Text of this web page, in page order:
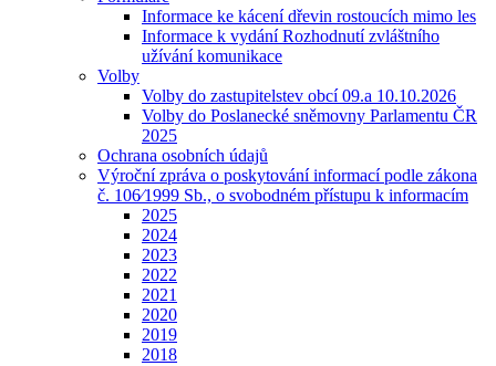
Informace ke kácení dřevin rostoucích mimo les
Informace k vydání Rozhodnutí zvláštního
užívání komunikace
Volby
Volby do zastupitelstev obcí 09.a 10.10.2026
Volby do Poslanecké sněmovny Parlamentu ČR
2025
Ochrana osobních údajů
Výroční zpráva o poskytování informací podle zákona
č. 106⁄1999 Sb., o svobodném přístupu k informacím
2025
2024
2023
2022
2021
2020
2019
2018